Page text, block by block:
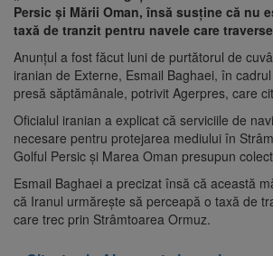
Persic și Mării Oman, însă susține că nu
taxă de tranzit pentru navele care
Anunțul a fost făcut luni de purtătorul de
iranian de Externe, Esmail Baghaei, în
presă săptămânale, potrivit Agerpres, care
Oficialul iranian a explicat că serviciile de
necesare pentru protejarea mediului în
Golful Persic și Marea Oman presupun
Esmail Baghaei a precizat însă că această
că Iranul urmărește să perceapă o taxă de
care trec prin Strâmtoarea Ormuz.